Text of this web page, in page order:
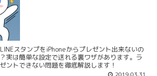
スタンプをiPhoneからプレゼント出来ないの
実は簡単な設定で送れる裏ワザがあります。ラ
ントできない問題を徹底解説します！